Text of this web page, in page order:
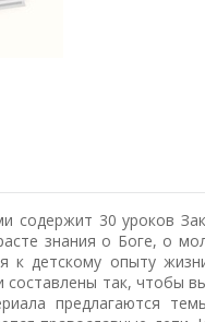
содержит 30 уроков
знания о Боге, о
к детскому опыту
так, чтобы
предлагаются